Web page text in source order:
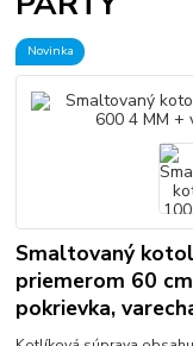
Novinka
Smaltovaný
priemerom 60
pokrievka,